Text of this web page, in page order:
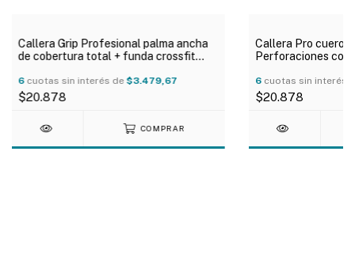
Callera Grip Profesional palma ancha
de cobertura total + funda crossfit
6cuotas sin interés de$3.479,67
$20.878
COMPRAR
Callera Pro cuero
Perforaciones con
6cuotas sin interés
$20.878